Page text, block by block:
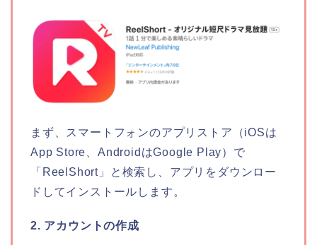
まず、スマートフォンのアプリストア（iOSは
App Store、AndroidはGoogle Play）で
「ReelShort」と検索し、アプリをダウンロー
ドしてインストールします。
2. アカウントの作成